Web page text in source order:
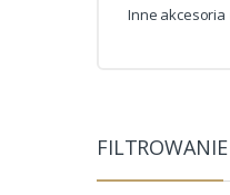
Inne akcesoria
FILTROWANIE